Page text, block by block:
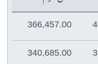
366,457.00
340,685.00